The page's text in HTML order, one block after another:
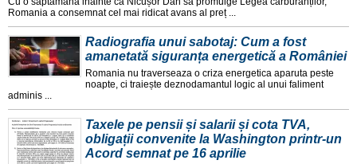
Romania a consemnat cel mai ridicat avans al preț ...
Radiografia unui sabotaj: Cum a fost
amanetată siguranța energetică a României
Romania nu traverseaza o criza energetica aparuta peste
noapte, ci traiește deznodamantul logic al unui faliment
adminis ...
Taxele pe pensii și salarii și cota TVA,
obligații convenite la Washington printr-un
Acord semnat pe 16 aprilie